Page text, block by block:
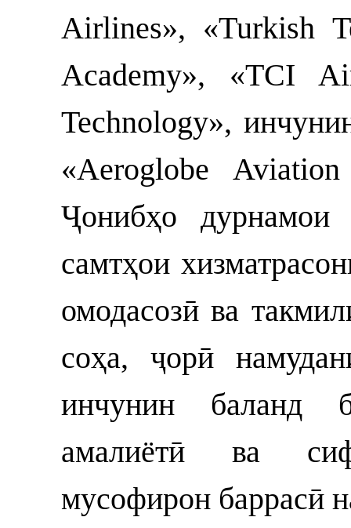
Airlines», «Turkish
Academy», «TCI
Technology»,
«Aeroglobe
Ҷонибҳо
самтҳои
омодасозӣ ва
соҳа, ҷорӣ
инчунин баланд
амалиётӣ ва
мусофирон баррасӣ